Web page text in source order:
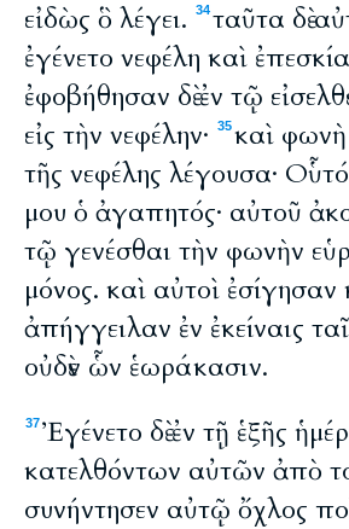
εἰδὼς ὃ λέγει.
34ταῦτα δὲ
ἐγένετο νεφέλη καὶ
ἐφοβήθησαν δὲ ἐν τῷ
εἰς τὴν νεφέλην·
35καὶ φωνὴ
τῆς νεφέλης λέγουσα·
μου ὁ ἀγαπητός· αὐτοῦ
τῷ γενέσθαι τὴν φωνὴν
μόνος. καὶ αὐτοὶ ἐσίγησαν
ἀπήγγειλαν ἐν ἐκείναις
οὐδὲν ὧν ἑωράκασιν.
37Ἐγένετο δὲ ἐν τῇ ἑξῆς
κατελθόντων αὐτῶν ἀπὸ
συνήντησεν αὐτῷ ὄχλος